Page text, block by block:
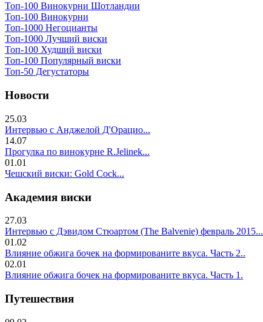
Топ-100 Винокурни Шотландии
Топ-100 Винокурни
Топ-1000 Негоцианты
Топ-1000 Лучший виски
Топ-100 Худший виски
Топ-100 Популярный виски
Топ-50 Дегустаторы
Новости
25.03
Интервью с Анджелой Д'Орацио...
14.07
Прогулка по винокурне R.Jelinek...
01.01
Чешский виски: Gold Cock...
Академия виски
27.03
Интервью с Дэвидом Стюартом (The Balvenie) февраль 2015...
01.02
Влияние обжига бочек на формированите вкуса. Часть 2..
02.01
Влияние обжига бочек на формированите вкуса. Часть 1.
Путешествия